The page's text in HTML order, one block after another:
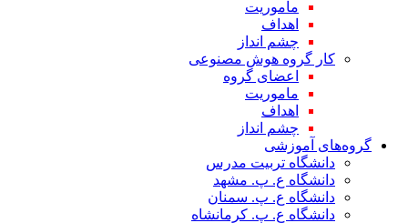
ماموریت
اهداف
چشم انداز
کار گروه هوش مصنوعی
اعضای گروه
ماموریت
اهداف
چشم انداز
گروه‌های آموزشی
دانشگاه تربیت مدرس
دانشگاه ع. پ. مشهد
دانشگاه ع. پ. سمنان
دانشگاه ع. پ. کرمانشاه